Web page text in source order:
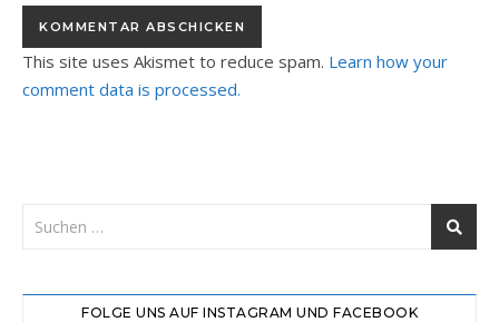
This site uses Akismet to reduce spam. Learn how your
comment data is processed.
FOLGE UNS AUF INSTAGRAM UND FACEBOOK